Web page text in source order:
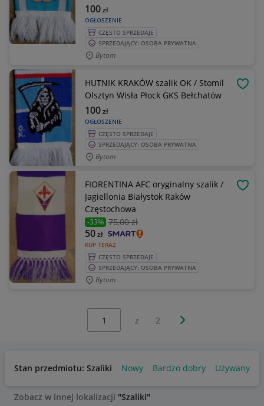
OGŁOSZENIE
100zł
CZĘSTO SPRZEDAJE
SPRZEDAJĄCY: OSOBA PRYWATNA
Bytom
HUTNIK KRAKÓW szalik OK / Stomil
Olsztyn Wisła Płock GKS Bełchatów
OGŁOSZENIE
100zł
CZĘSTO SPRZEDAJE
SPRZEDAJĄCY: OSOBA PRYWATNA
Bytom
FIORENTINA AFC oryginalny szalik /
Jagiellonia Białystok Raków
Częstochowa
-33% 75,00 zł
KUP TERAZ
50zł
CZĘSTO SPRZEDAJE
SPRZEDAJĄCY: OSOBA PRYWATNA
Bytom
z 2 Następna strona
Stan przedmiotu: Szaliki Nowy Bardzo dobry Używany
Zobacz w innej lokalizacji "Szaliki"